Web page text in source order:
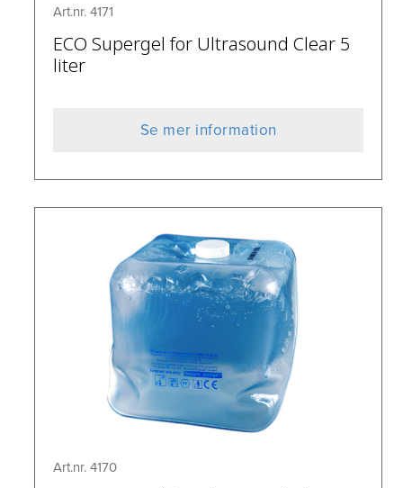
Art.nr. 4171
ECO Supergel for Ultrasound Clear 5
liter
Se mer information
Art.nr. 4170